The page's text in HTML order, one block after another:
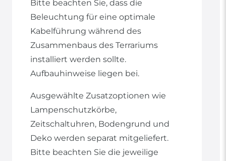
Bitte beachten Sie, dass die
Beleuchtung für eine optimale
Kabelführung während des
Zusammenbaus des Terrariums
installiert werden sollte.
Aufbauhinweise liegen bei.
Ausgewählte Zusatzoptionen wie
Lampenschutzkörbe,
Zeitschaltuhren, Bodengrund und
Deko werden separat mitgeliefert.
Bitte beachten Sie die jeweilige